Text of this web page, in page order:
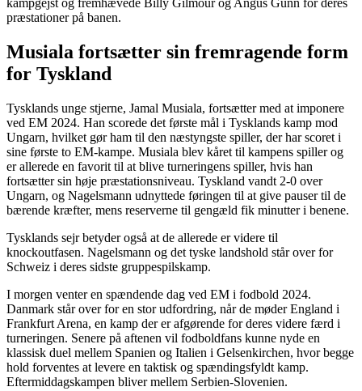
kampgejst og fremhævede Billy Gilmour og Angus Gunn for deres
præstationer på banen​.
Musiala fortsætter sin fremragende form
for Tyskland
Tysklands unge stjerne, Jamal Musiala, fortsætter med at imponere
ved EM 2024. Han scorede det første mål i Tysklands kamp mod
Ungarn, hvilket gør ham til den næstyngste spiller, der har scoret i
sine første to EM-kampe. Musiala blev kåret til kampens spiller og
er allerede en favorit til at blive turneringens spiller, hvis han
fortsætter sin høje præstationsniveau​. Tyskland vandt 2-0 over
Ungarn, og Nagelsmann udnyttede føringen til at give pauser til de
bærende kræfter, mens reserverne til gengæld fik minutter i benene.
Tysklands sejr betyder også at de allerede er videre til
knockoutfasen. Nagelsmann og det tyske landshold står over for
Schweiz i deres sidste gruppespilskamp.
I morgen venter en spændende dag ved EM i fodbold 2024.
Danmark står over for en stor udfordring, når de møder England i
Frankfurt Arena, en kamp der er afgørende for deres videre færd i
turneringen. Senere på aftenen vil fodboldfans kunne nyde en
klassisk duel mellem Spanien og Italien i Gelsenkirchen, hvor begge
hold forventes at levere en taktisk og spændingsfyldt kamp​.
Eftermiddagskampen bliver mellem Serbien-Slovenien.